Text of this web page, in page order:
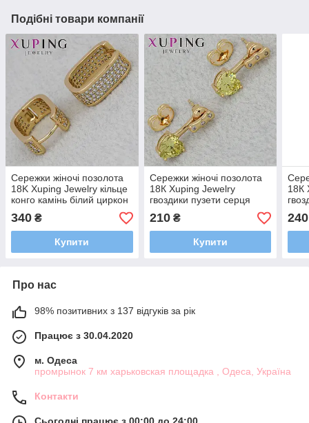
Подібні товари компанії
Сережки жіночі позолота
18K Xuping Jewelry кільце
конго камінь білий циркон
розмір виробу 14х18 мм
340 ₴
Купити
Сережки жіночі позолота
18К Xuping Jewelry
гвоздики пузети серця
камінь циркон розмір
виробу 18х7 мм
210₴
Купити
18К
240
Про нас
98% позитивних з 137 відгуків за рік
Працює з 30.04.2020
м. Одеса
промрынок 7 км харьковская площадка , Одеса, Україна
Контакти